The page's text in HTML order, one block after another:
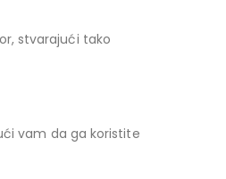
stvarajući tako
vam da ga koristite